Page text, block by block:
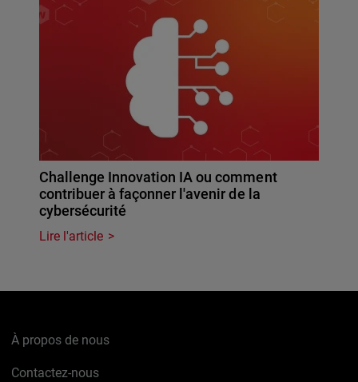
Challenge Innovation IA ou comment
contribuer à façonner l'avenir de la
cybersécurité
Lire l'article
À propos de nous
Contactez-nous